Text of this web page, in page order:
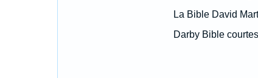
La Bible David
Darby Bible